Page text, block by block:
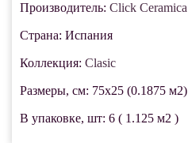
Производитель: Click Ceramica
Страна: Испания
Коллекция: Clasic
Размеры, см: 75x25 (0.1875 м2)
В упаковке, шт: 6 ( 1.125 м2 )